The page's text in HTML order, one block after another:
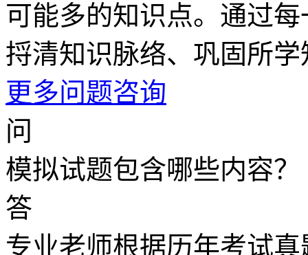
可能多的知识点。通过
捋清知识脉络、巩固所学
更多问题咨询
问
模拟试题包含哪些内容？
答
专业老师根据历年考试